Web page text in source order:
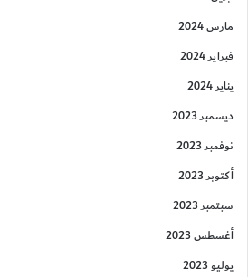
مارس 2024
فبراير 2024
يناير 2024
ديسمبر 2023
نوفمبر 2023
أكتوبر 2023
سبتمبر 2023
أغسطس 2023
يوليو 2023